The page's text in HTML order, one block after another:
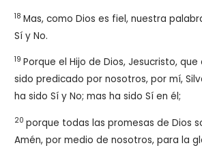
18Mas, como Dios es fiel, nuestra
Sí y No.
19Porque el Hijo de Dios, Jesucristo,
sido predicado por nosotros, por mí,
ha sido Sí y No; mas ha sido Sí en él;
20porque todas las promesas de Dios
Amén, por medio de nosotros, para la